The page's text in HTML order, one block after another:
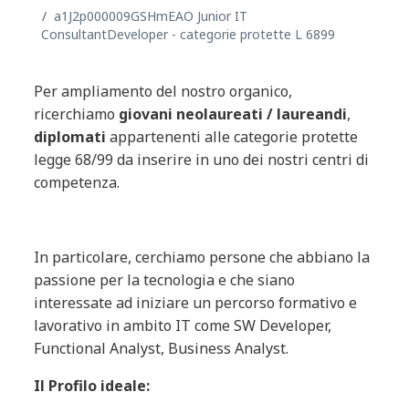
a1J2p000009GSHmEAO Junior IT
ConsultantDeveloper - categorie protette L 6899
Per ampliamento del nostro organico,
ricerchiamo giovani neolaureati / laureandi,
diplomati appartenenti alle categorie protette
legge 68/99 da inserire in uno dei nostri centri di
competenza.
In particolare, cerchiamo persone che abbiano la
passione per la tecnologia e che siano
interessate ad iniziare un percorso formativo e
lavorativo in ambito IT come SW Developer,
Functional Analyst, Business Analyst.
Il Profilo ideale: